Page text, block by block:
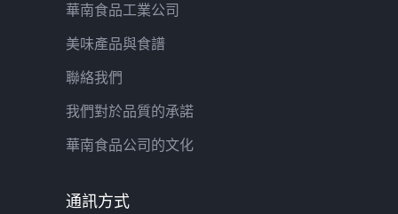
華南食品工業公司
美味產品與食譜
聯絡我們
我們對於品質的承諾
華南食品公司的文化
通訊方式